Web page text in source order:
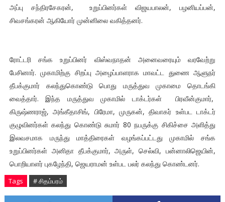
அப்பு சந்திரசேகரன், உறுப்பினர்கள் விஜயபாலன், பழனியப்பன்,
சிவசங்கரன் ஆகியோர் முன்னிலை வகித்தனர்.
ரோட்டரி சங்க உறுப்பினர் விஸ்வநாதன் அனைவரையும் வரவேற்று
பேசினார். முகாமிற்கு சிறப்பு அழைப்பாளராக மாவட்ட துணை ஆளுநர்
தீபக்குமார் கலந்துகொண்டு பொது மருத்துவ முகாமை தொடங்கி
வைத்தார். இந்த மருத்துவ முகாமில் டாக்டர்கள் பிரவீன்குமார்,
கிருஷ்ணராஜ், அங்கீதாசிங், பிரேமா, முருகன், திவாகர் உள்பட டாக்டர்
குழுவினர்கள் கலந்து கொண்டு சுமார் 80 நபருக்கு சிகிச்சை அளித்து
இலவசமாக மருந்து மாத்திரைகள் வழங்கப்பட்டது முகாமில் சங்க
உறுப்பினர்கள் அனிதா தீபக்குமார், அருள், செல்வி, பன்னாலிஜெயின்,
பொறியாளர் புகழேந்தி, ஜெயராமன் உள்பட பலர் கலந்து கொண்டனர்.
Tags # சிதம்பரம்